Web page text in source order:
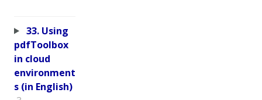
33. Using
pdfToolbox
in cloud
environment
s (in English)